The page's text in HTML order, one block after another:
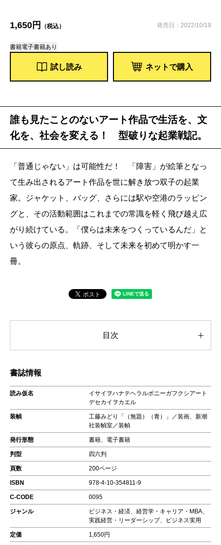
1,650円 （税込） 発売日：2022/10/19
書籍電子書籍あり
試し読み ネットで購入
誰も見たことのないアート作品で生活を、文
化を、社会を変える！ 型破りな起業戦記。
「普通じゃない」は可能性だ！ 「障害」が絵筆となっ
て生み出されるアート作品を世に解き放つ双子の起業
家。ジャケット、バッグ、さらには駅や空港のラッピン
グと、その活動範囲はこれまでの常識を軽く飛び越え広
がり続けている。「僕らは未来をつくっているんだ」と
いう彼らの原点、軌跡、そして未来を初めて明かす一
冊。
目次
書誌情報
読み仮名
イサイヲハナテヘラルボニーガフクシアート
デセカイヲカエル
装幀
工藤みどり「（無題）（青）」／装画、新潮
社装幀室／装幀
発行形態 書籍、電子書籍
判型 四六判
頁数 200ページ
ISBN 978-4-10-354811-9
C-CODE 0095
ジャンル
ビジネス・経済、経営学・キャリア・MBA、
実践経営・リーダーシップ、ビジネス実用
定価 1,650円